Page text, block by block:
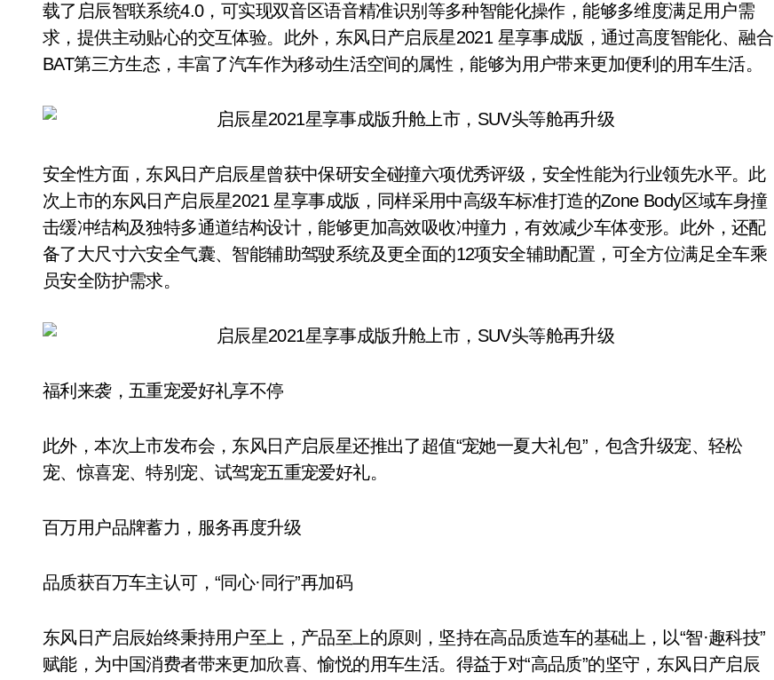
载了启辰智联系统4.0，可实现双音区语音精准识别等多种智能化操作，能够多维度满足用户需
求，提供主动贴心的交互体验。此外，东风日产启辰星2021 星享事成版，通过高度智能化、融合
BAT第三方生态，丰富了汽车作为移动生活空间的属性，能够为用户带来更加便利的用车生活。
安全性方面，东风日产启辰星曾获中保研安全碰撞六项优秀评级，安全性能为行业领先水平。此
次上市的东风日产启辰星2021 星享事成版，同样采用中高级车标准打造的Zone Body区域车身撞
击缓冲结构及独特多通道结构设计，能够更加高效吸收冲撞力，有效减少车体变形。此外，还配
备了大尺寸六安全气囊、智能辅助驾驶系统及更全面的12项安全辅助配置，可全方位满足全车乘
员安全防护需求。
福利来袭，五重宠爱好礼享不停
此外，本次上市发布会，东风日产启辰星还推出了超值“宠她一夏大礼包”，包含升级宠、轻松
宠、惊喜宠、特别宠、试驾宠五重宠爱好礼。
百万用户品牌蓄力，服务再度升级
品质获百万车主认可，“同心·同行”再加码
东风日产启辰始终秉持用户至上，产品至上的原则，坚持在高品质造车的基础上，以“智·趣科技”
赋能，为中国消费者带来更加欣喜、愉悦的用车生活。得益于对“高品质”的坚守，东风日产启辰